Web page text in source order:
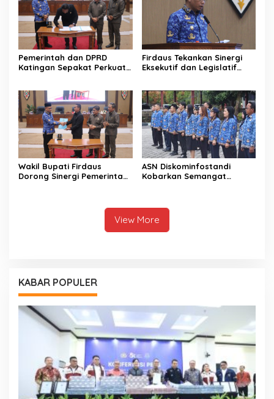
Pemerintah dan DPRD
Katingan Sepakat Perkuat
Firdaus Tekankan Sinergi
Eksekutif dan Legislatif
Wakil Bupati Firdaus
Dorong Sinergi Pemerintah
ASN Diskominfostandi
Kobarkan Semangat
View More
KABAR POPULER